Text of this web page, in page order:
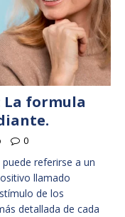
La formula
0
referirse a un
llamado
de los
detallada de cada